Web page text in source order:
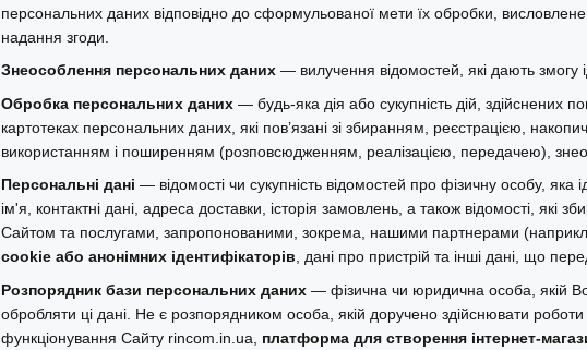
персональних даних відповідно до сформульованої мети їх обробки,
надання згоди.
Знеособлення персональних даних — вилучення відомостей, які дають змогу
Обробка персональних даних — будь-яка дія або сукупність дій, здійснених
картотеках персональних даних, які пов’язані зі збиранням, реєстрацією,
використанням і поширенням (розповсюдженням, реалізацією, передачею),
Персональні дані — відомості чи сукупність відомостей про фізичну особу,
ім'я, контактні дані, адреса доставки, історія замовлень, а також відомості, які
Сайтом та послугами, запропонованими, зокрема, нашими партнерами
cookie або анонімних ідентифікаторів, дані про пристрій та інші дані, що
Розпорядник бази персональних даних — фізична чи юридична особа, якій
обробляти ці дані. Не є розпорядником особа, якій доручено здійснювати роботи
функціонування Сайту rincom.in.ua, платформа для створення інтернет-